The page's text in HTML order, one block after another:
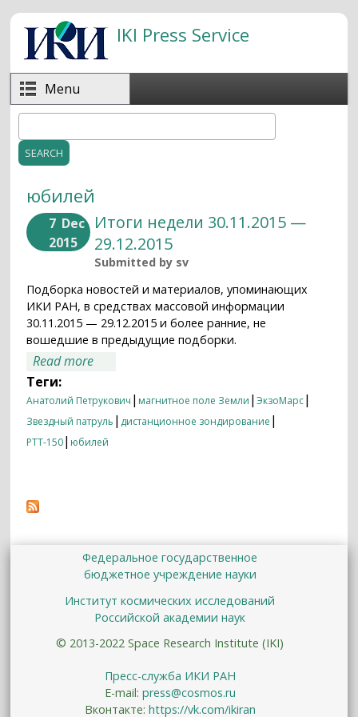
Skip to main content
IKI Press Service
Menu
Search form
юбилей
7 Dec
2015
Итоги недели 30.11.2015 —
29.12.2015
Submitted by sv
Подборка новостей и материалов, упоминающих
ИКИ РАН, в средствах массовой информации
30.11.2015 — 29.12.2015 и более ранние, не
вошедшие в предыдущие подборки.
Read more
Теги:
Анатолий Петрукович | магнитное поле Земли |ЭкзоМарс|
Звездный патруль | дистанционное зондирование |
РТТ-150| юбилей
Федеральное государственное
бюджетное учреждение науки
Институт космических исследований
Российской академии наук
© 2013-2022 Space Research Institute (IKI)
Пресс-служба ИКИ РАН
E-mail: press@cosmos.ru
Вконтакте: https://vk.com/ikiran